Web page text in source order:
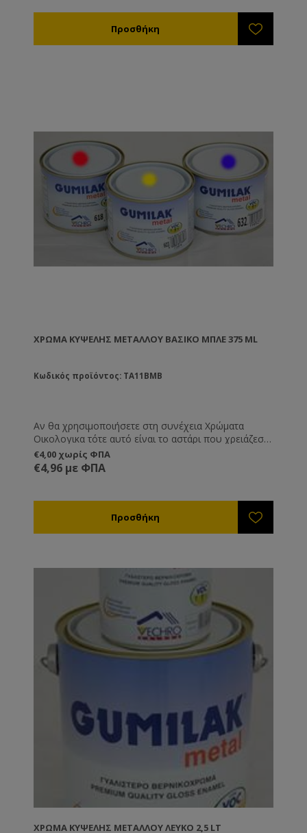
ΧΡΏΜΑ ΚΥΨΈΛΗΣ ΜΕΤΆΛΛΟΥ ΒΑΣΙΚΌ ΜΠΛΕ 375 ML
Κωδικός προϊόντος: TA11BMB
Αν θα χρησιμοποιήσετε στη συνέχεια Χρώματα
Οικολογικα τότε αυτό είναι το αστάρι που χρειάζεστε
.€4,00 χωρίς ΦΠΑ
€4,96 με ΦΠΑ
ΧΡΏΜΑ ΚΥΨΈΛΗΣ ΜΕΤΆΛΛΟΥ ΛΕΥΚΌ 2,5 LT